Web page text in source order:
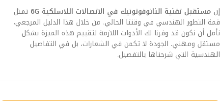
إن مستقبل تقنية النانوفوتونيك في الاتصالات اللاسلكية 6G
تمثل
قمة التطور الهندسي في وقتنا الحالي. من خلال هذا الدليل المرجعي،
نأمل أن نكون قد وفرنا لك الأدوات اللازمة لتقييم هذه الميزة بشكل
مستقل ومهني. الجودة لا تكمن في الشعارات، بل في التفاصيل
الهندسية التي شرحناها بالتفصيل.